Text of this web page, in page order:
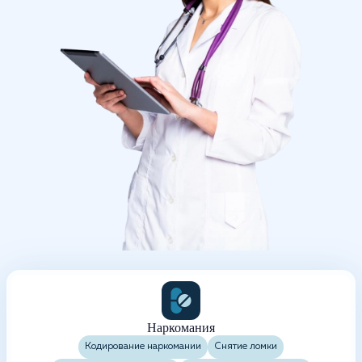
Наркомания
Кодирование наркомании Снятие ломки